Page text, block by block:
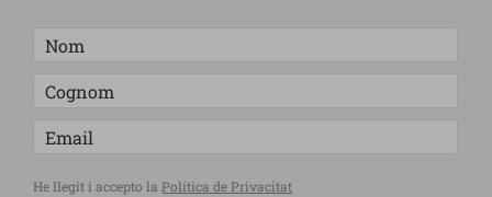
He llegit i accepto la Política de Privacitat